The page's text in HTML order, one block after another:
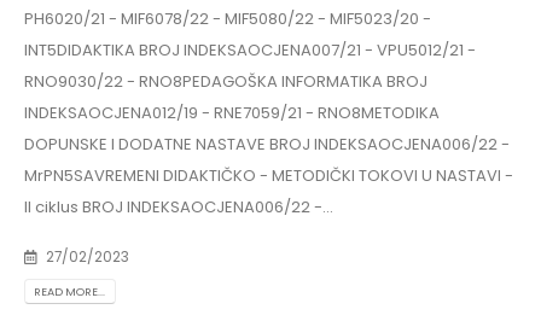
PH6020/21 - MIF6078/22 - MIF5080/22 - MIF5023/20 -
INT5DIDAKTIKA BROJ INDEKSAOCJENA007/21 - VPU5012/21 -
RNO9030/22 - RNO8PEDAGOŠKA INFORMATIKA BROJ
INDEKSAOCJENA012/19 - RNE7059/21 - RNO8METODIKA
DOPUNSKE I DODATNE NASTAVE BROJ INDEKSAOCJENA006/22 -
MrPN5SAVREMENI DIDAKTIČKO - METODIČKI TOKOVI U NASTAVI -
II ciklus BROJ INDEKSAOCJENA006/22 -...
27/02/2023
READ MORE...